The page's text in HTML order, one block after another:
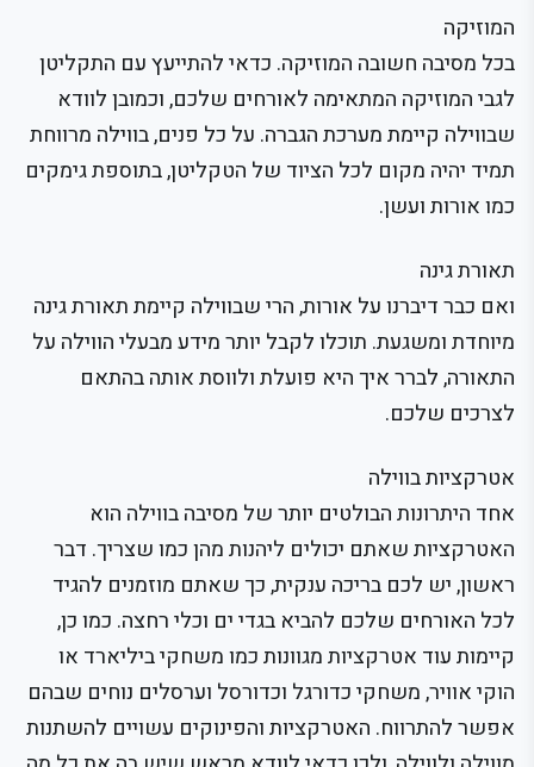
המוזיקה
בכל מסיבה חשובה המוזיקה. כדאי להתייעץ עם התקליטן
לגבי המוזיקה המתאימה לאורחים שלכם, וכמובן לוודא
שבווילה קיימת מערכת הגברה. על כל פנים, בווילה מרווחת
תמיד יהיה מקום לכל הציוד של הטקליטן, בתוספת גימקים
כמו אורות ועשן.
תאורת גינה
ואם כבר דיברנו על אורות, הרי שבווילה קיימת תאורת גינה
מיוחדת ומשגעת. תוכלו לקבל יותר מידע מבעלי הווילה על
התאורה, לברר איך היא פועלת ולווסת אותה בהתאם
לצרכים שלכם.
אטרקציות בווילה
אחד היתרונות הבולטים יותר של מסיבה בווילה הוא
האטרקציות שאתם יכולים ליהנות מהן כמו שצריך. דבר
ראשון, יש לכם בריכה ענקית, כך שאתם מוזמנים להגיד
לכל האורחים שלכם להביא בגדי ים וכלי רחצה. כמו כן,
קיימות עוד אטרקציות מגוונות כמו משחקי ביליארד או
הוקי אוויר, משחקי כדורגל וכדורסל וערסלים נוחים שבהם
אפשר להתרווח. האטרקציות והפינוקים עשויים להשתנות